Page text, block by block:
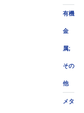
有機
金
属;
その
他
メタ